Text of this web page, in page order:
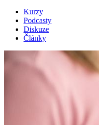
Kurzy
Podcasty
Diskuze
Články